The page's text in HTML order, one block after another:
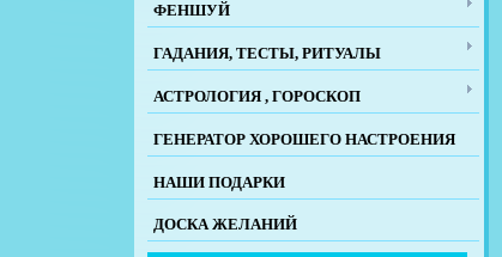
ФЕНШУЙ
ГАДАНИЯ, ТЕСТЫ, РИТУАЛЫ
АСТРОЛОГИЯ , ГОРОСКОП
ГЕНЕРАТОР ХОРОШЕГО НАСТРОЕНИЯ
НАШИ ПОДАРКИ
ДОСКА ЖЕЛАНИЙ